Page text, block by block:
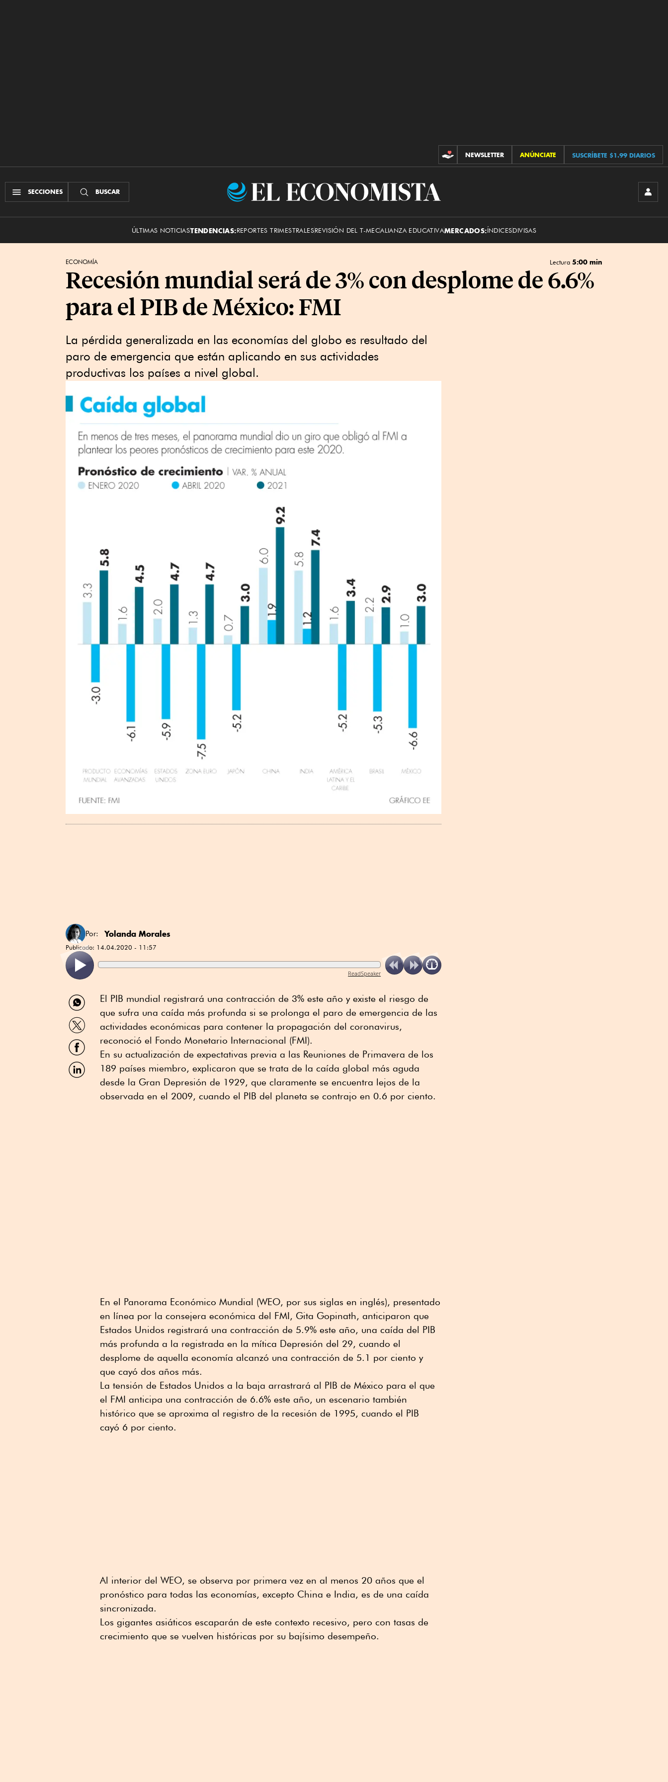
CONTRIBUCIONES
NEWSLETTER ANÚNCIATE SUSCRÍBETE $1.99 DIARIOS
SECCIONES BUSCAR
El
ÚLTIMAS NOTICIASTENDENCIAS:REPORTES TRIMESTRALESREVISIÓN DEL T-MECALIANZA EDUCATIVAMERCADOS:ÍNDICESDIVISAS
ECONOMÍA Lectura 5:00 min
Recesión mundial será de 3% con desplome de 6.6%
para el PIB de México: FMI
La pérdida generalizada en las economías del globo es resultado del
paro de emergencia que están aplicando en sus actividades
productivas los países a nivel global.
Por: Yolanda Morales
Publicado: 14.04.2020 - 11:57
ReadSpeaker
Compartir
por
WhatsApp
Compartir
por
Twitter
Compartir
por
Facebook
Compartir
por
El PIB mundial registrará una contracción de 3% este año y existe el riesgo de
que sufra una caída más profunda si se prolonga el paro de emergencia de las
actividades económicas para contener la propagación del coronavirus,
reconoció el Fondo Monetario Internacional (FMI).
En su actualización de expectativas previa a las Reuniones de Primavera de los
189 países miembro, explicaron que se trata de la caída global más aguda
desde la Gran Depresión de 1929, que claramente se encuentra lejos de la
observada en el 2009, cuando el PIB del planeta se contrajo en 0.6 por ciento.
En el Panorama Económico Mundial (WEO, por sus siglas en inglés), presentado
en línea por la consejera económica del FMI, Gita Gopinath, anticiparon que
Estados Unidos registrará una contracción de 5.9% este año, una caída del PIB
más profunda a la registrada en la mítica Depresión del 29, cuando el
desplome de aquella economía alcanzó una contracción de 5.1 por ciento y
que cayó dos años más.
La tensión de Estados Unidos a la baja arrastrará al PIB de México para el que
el FMI anticipa una contracción de 6.6% este año, un escenario también
histórico que se aproxima al registro de la recesión de 1995, cuando el PIB
cayó 6 por ciento.
Al interior del WEO, se observa por primera vez en al menos 20 años que el
pronóstico para todas las economías, excepto China e India, es de una caída
sincronizada.
Los gigantes asiáticos escaparán de este contexto recesivo, pero con tasas de
crecimiento que se vuelven históricas por su bajísimo desempeño.